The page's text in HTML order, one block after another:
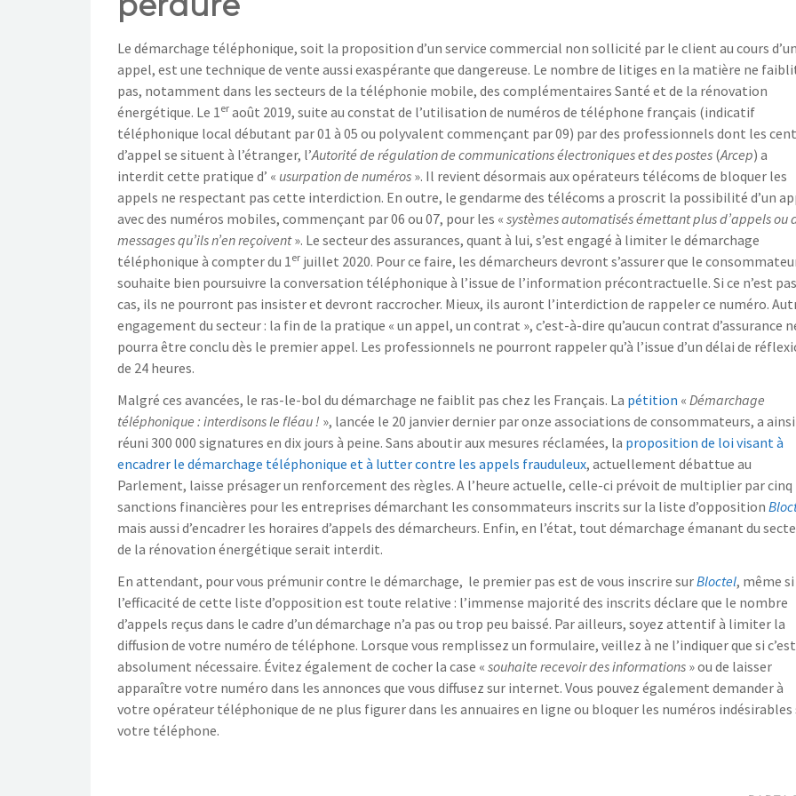
Le démarchage téléphonique, soit la proposition d’un service commercial non sollicité par le client au cours
appel, est une technique de vente aussi exaspérante que dangereuse. Le nombre de litiges en la matière ne
pas, notamment dans les secteurs de la téléphonie mobile, des complémentaires Santé et de la rénovation
énergétique. Le 1er août 2019, suite au constat de l’utilisation de numéros de téléphone français (indicatif
téléphonique local débutant par 01 à 05 ou polyvalent commençant par 09) par des professionnels dont les
d’appel se situent à l’étranger, l’Autorité de régulation de communications électroniques et des postes (Arcep) a
interdit cette pratique d’ « usurpation de numéros ». Il revient désormais aux opérateurs télécoms de bloquer les
appels ne respectant pas cette interdiction. En outre, le gendarme des télécoms a proscrit la possibilité d’un
avec des numéros mobiles, commençant par 06 ou 07, pour les « systèmes automatisés émettant plus d’appels ou
messages qu’ils n’en reçoivent». Le secteur des assurances, quant à lui, s’est engagé à limiter le démarchage
téléphonique à compter du 1er juillet 2020. Pour ce faire, les démarcheurs devront s’assurer que le
souhaite bien poursuivre la conversation téléphonique à l’issue de l’information précontractuelle. Si ce n’est
cas, ils ne pourront pas insister et devront raccrocher. Mieux, ils auront l’interdiction de rappeler ce numéro.
engagement du secteur : la fin de la pratique « un appel, un contrat », c’est-à-dire qu’aucun contrat d’assurance
pourra être conclu dès le premier appel. Les professionnels ne pourront rappeler qu’à l’issue d’un délai de
de 24 heures.
Malgré ces avancées, le ras-le-bol du démarchage ne faiblit pas chez les Français. La pétition « Démarchage
téléphonique : interdisons le fléau ! », lancée le 20 janvier dernier par onze associations de consommateurs, a ainsi
réuni 300 000 signatures en dix jours à peine. Sans aboutir aux mesures réclamées, la proposition de loi visant à
encadrer le démarchage téléphonique et à lutter contre les appels frauduleux, actuellement débattue au
Parlement, laisse présager un renforcement des règles. A l’heure actuelle, celle-ci prévoit de multiplier par cinq
sanctions financières pour les entreprises démarchant les consommateurs inscrits sur la liste d’opposition
mais aussi d’encadrer les horaires d’appels des démarcheurs. Enfin, en l’état, tout démarchage émanant du
de la rénovation énergétique serait interdit.
En attendant, pour vous prémunir contre le démarchage, le premier pas est de vous inscrire surBloctel, même si
l’efficacité de cette liste d’opposition est toute relative : l’immense majorité des inscrits déclare que le nombre
d’appels reçus dans le cadre d’un démarchage n’a pas ou trop peu baissé. Par ailleurs, soyez attentif à limiter la
diffusion de votre numéro de téléphone. Lorsque vous remplissez un formulaire, veillez à ne l’indiquer que si c’est
absolument nécessaire. Évitez également de cocher la case « souhaite recevoir des informations » ou de laisser
apparaître votre numéro dans les annonces que vous diffusez sur internet. Vous pouvez également demander à
votre opérateur téléphonique de ne plus figurer dans les annuaires en ligne ou bloquer les numéros indésirables
votre téléphone.